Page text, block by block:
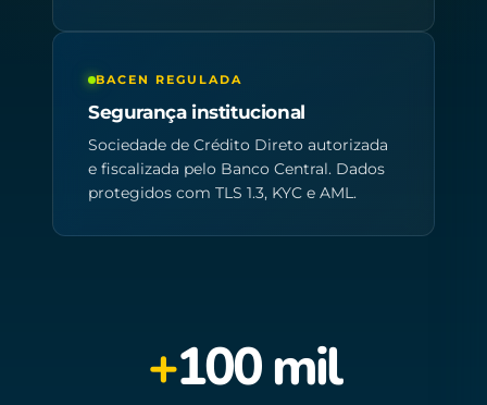
BACEN REGULADA
Segurança institucional
Sociedade de Crédito Direto autorizada
e fiscalizada pelo Banco Central. Dados
protegidos com TLS 1.3, KYC e AML.
+100 mil